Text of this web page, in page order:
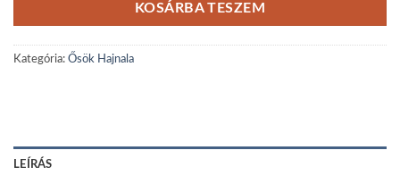
KOSÁRBA TESZEM
Kategória: Ősök Hajnala
LEÍRÁS